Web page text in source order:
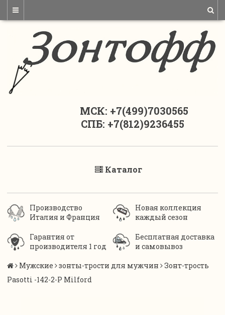
МСК: +7(499)7030565
СПБ: +7(812)9236455
Каталог
Производство
Италия и Франция
Новая коллекция
каждый сезон
Гарантия от
производителя 1 год
Бесплатная доставка
и самовывоз
Мужские
зонты-трости для мужчин
Зонт-трость
Pasotti -142-2-P Milford